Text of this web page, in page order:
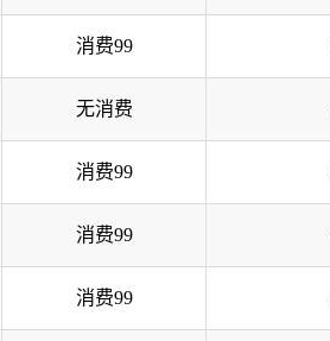
消费99
无消费
消费99
消费99
消费99